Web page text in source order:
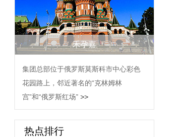
禾孕嘉
集团总部位于俄罗斯莫斯科市中心彩色
花园路上，邻近著名的“克林姆林
宫”和“俄罗斯红场” >>
热点排行